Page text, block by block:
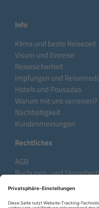
Info
Klima und beste Reisezeit
Visum und Einreise
Reisesicherheit
Impfungen und
Hotels und Pousadas
Warum mit uns verreisen?
Nachhaltigkeit
Kundenmeinungen
Rechtliches
AGB
Buchungs- und
Datenschutzhinweise